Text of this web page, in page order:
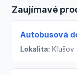
Zaujímavé
Autobusová
Lokalita: Kľušov